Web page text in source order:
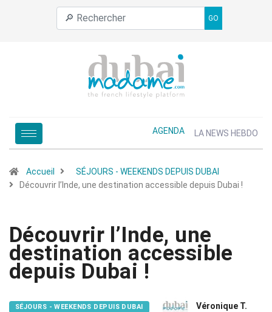
GO
AGENDA LA NEWS HEBDO
Accueil
SÉJOURS - WEEKENDS DEPUIS DUBAI
Découvrir l’Inde, une destination accessible depuis Dubai !
Découvrir l’Inde, une
destination accessible
depuis Dubai !
SÉJOURS - WEEKENDS DEPUIS DUBAI Véronique T.